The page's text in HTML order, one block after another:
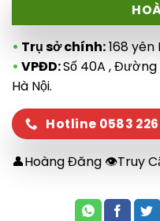
• Trụ sở chính:168 yên
• VPĐD:Số 40A , Đường
Hà Nội.
Hotline 0583 226
👤Hoàng Đăng 👁Truy